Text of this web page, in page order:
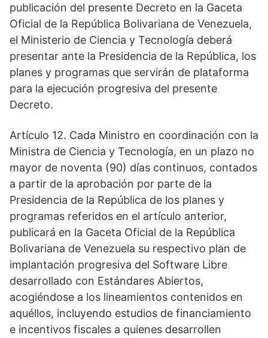
publicación del presente Decreto en la Gaceta
Oficial de la República Bolivariana de Venezuela,
el Ministerio de Ciencia y Tecnología deberá
presentar ante la Presidencia de la República, los
planes y programas que servirán de plataforma
para la ejecución progresiva del presente
Decreto.
Artículo 12. Cada Ministro en coordinación con la
Ministra de Ciencia y Tecnología, en un plazo no
mayor de noventa (90) días continuos, contados
a partir de la aprobación por parte de la
Presidencia de la República de los planes y
programas referidos en el artículo anterior,
publicará en la Gaceta Oficial de la República
Bolivariana de Venezuela su respectivo plan de
implantación progresiva del Software Libre
desarrollado con Estándares Abiertos,
acogiéndose a los lineamientos contenidos en
aquéllos, incluyendo estudios de financiamiento
e incentivos fiscales a quienes desarrollen